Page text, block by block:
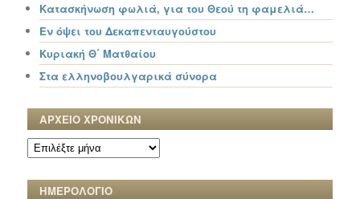
Κατασκήνωση φωλιά, για του Θεού τη φαμελιά…
Εν όψει του Δεκαπενταυγούστου
Κυριακή Θ΄ Ματθαίου
Στα ελληνοβουλγαρικά σύνορα
ΑΡΧΕΙΟ ΧΡΟΝΙΚΩΝ
ΑΡΧΕΙΟ
ΧΡΟΝΙΚΩΝ
ΗΜΕΡΟΛΟΓΙΟ